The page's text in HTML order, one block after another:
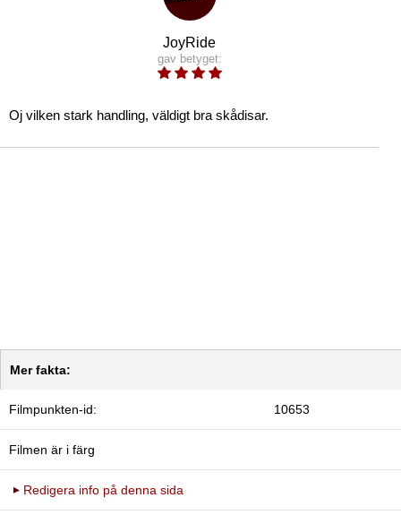
JoyRide
gav betyget:
Oj vilken stark handling, väldigt bra skådisar.
Mer fakta:
Filmpunkten-id: 10653
Filmen är i färg
Redigera info på denna sida